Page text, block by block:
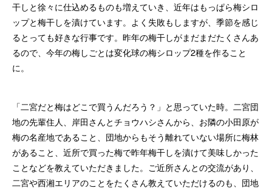
干しと徐々に仕込めるものも増えていき、近年はもっぱら梅シロ
ップと梅干しを漬けています。よく失敗もしますが、季節を感じ
るとっても好きな行事です。昨年の梅干しがまだまだたくさんあ
るので、今年の梅しごとは変化球の梅シロップ2種を作ること
に。
「二宮だと梅はどこで買うんだろう？」と思っていた時。二宮団
地の先輩住人、岸田さんとチョウハシさんから、お隣の小田原が
梅の名産地であること、団地からもそう離れていない場所に梅林
があること、近所で買った梅で昨年梅干しを漬けて美味しかった
ことなどを教えていただきました。ご近所さんとの交流があり、
二宮や西湘エリアのことをたくさん教えていただけるのも、団地